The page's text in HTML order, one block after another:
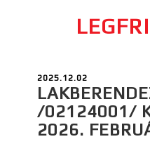
2025.12.02
/02124001/
2026.